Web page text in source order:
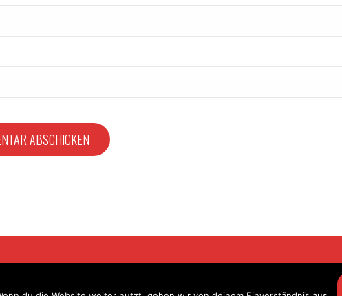
FF Zirking. Alle Rechte vorbehalten.